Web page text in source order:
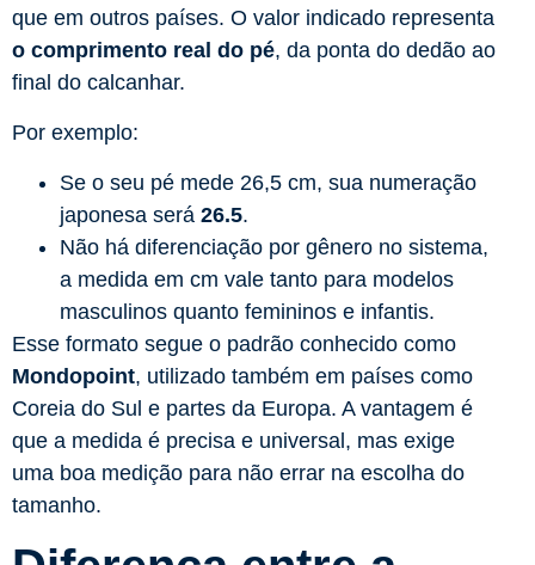
que em outros países. O valor indicado representa
o comprimento real do pé, da ponta do dedão ao
final do calcanhar.
Por exemplo:
Se o seu pé mede 26,5 cm, sua numeração
japonesa será 26.5.
Não há diferenciação por gênero no sistema,
a medida em cm vale tanto para modelos
masculinos quanto femininos e infantis.
Esse formato segue o padrão conhecido como
Mondopoint, utilizado também em países como
Coreia do Sul e partes da Europa. A vantagem é
que a medida é precisa e universal, mas exige
uma boa medição para não errar na escolha do
tamanho.